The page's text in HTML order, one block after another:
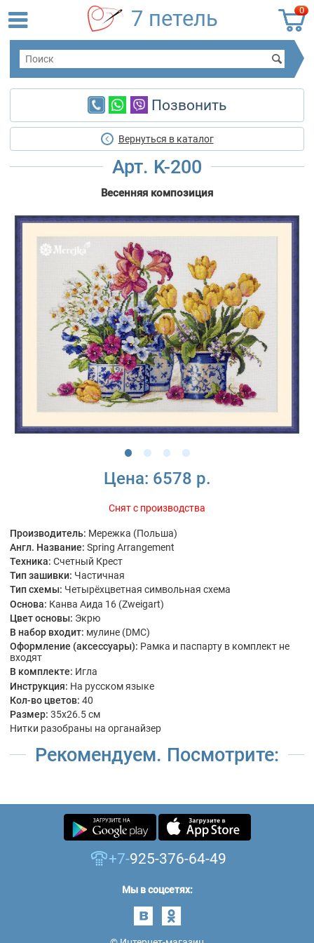
0
7 петель
Позвонить
Вернуться в каталог
Арт. K-200
Весенняя композиция
Цена: 6578 р.
Снят с производства
Производитель: Мережка (Польша)
Англ. Название: Spring Arrangement
Техника: Счетный Крест
Тип зашивки: Частичная
Тип схемы: Четырёхцветная символьная схема
Основа: Канва Аида 16 (Zweigart)
Цвет основы: Экрю
В набор входит: мулине (DMC)
Оформление (аксессуары): Рамка и паспарту в комплект не
входят
В комплекте: Игла
Инструкция: На русском языке
Кол-во цветов: 40
Размер: 35x26.5 см
Нитки разобраны на органайзер
Рекомендуем. Посмотрите:
+7-925-376-64-49
Мы в соцсетях: